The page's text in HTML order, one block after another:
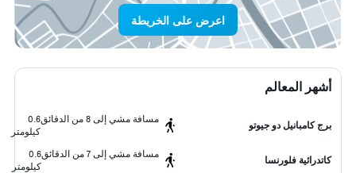
اعرض على الخريطة
أشهر المعالم
برج كامبانيل دو جيوتو
مسافة مشي إلى 8 من الدقائق
0.6
كيلومتر
كاتدرائية فلورنسا
مسافة مشي إلى 7 من الدقائق
0.6
كيلومتر